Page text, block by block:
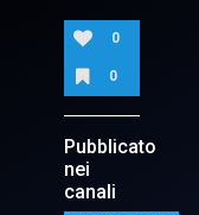
0
0
Pubblicato
nei
canali